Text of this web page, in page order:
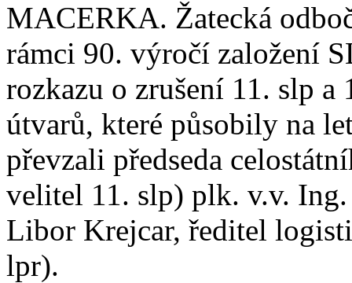
MACERKA. Žatecká
rámci 90. výročí založení
rozkazu o zrušení 11. slp a
útvarů, které působily na
převzali předseda
velitel 11. slp) plk. v.v.
Libor Krejcar, ředitel
lpr).